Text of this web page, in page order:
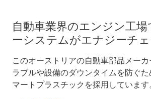
自動車業界のエンジン工
ーシステムがエナジーチ
このオーストリアの自動車部品メーカ
ラブルや設備のダウンタイムを防ぐ
マートプラスチックを採用しています